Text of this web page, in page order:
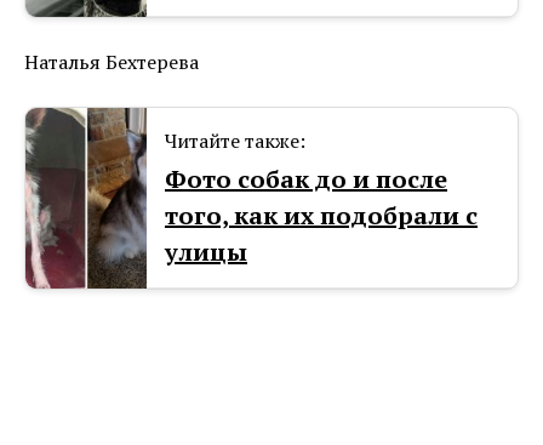
Наталья Бехтерева
Читайте также:
Фото собак до и после
того, как их подобрали с
улицы